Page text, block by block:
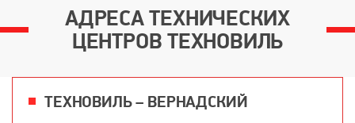
АДРЕСА ТЕХНИЧЕСКИХ
ЦЕНТРОВ ТЕХНОВИЛЬ
ТЕХНОВИЛЬ – ВЕРНАДСКИЙ